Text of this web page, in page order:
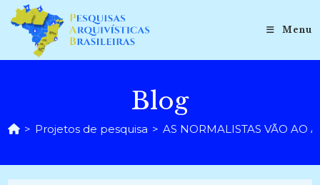
para
conteúdo
Menu
Blog
> Projetos de pesquisa > AS NORMALISTAS VÃO AO